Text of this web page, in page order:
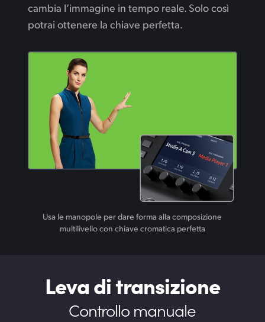
cambia l’immagine in tempo reale. Solo così
potrai ottenere la chiave perfetta.
Usa le manopole per dare forma alla composizione
multilivello con chiave cromatica perfetta
Leva di transizione
Controllo manuale